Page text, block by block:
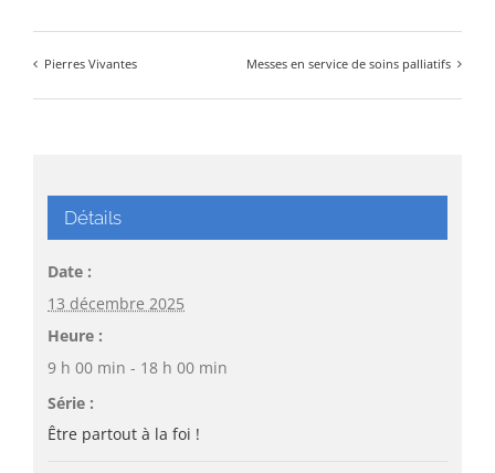
Pierres Vivantes Messes en service de soins palliatifs
Détails
Date :
13 décembre 2025
Heure :
9 h 00 min - 18 h 00 min
Série :
Être partout à la foi !